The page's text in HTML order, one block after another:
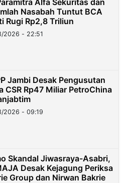
Nasabah Tuntut BCA
Rugi Rp2,8 Triliun
2026 - 22:51
Jambi Desak Pengusutan
CSR Rp47 Miliar PetroChina
2026 - 09:19
Skandal Jiwasraya-Asabri,
Desak Kejagung Periksa
Group dan Nirwan Bakrie